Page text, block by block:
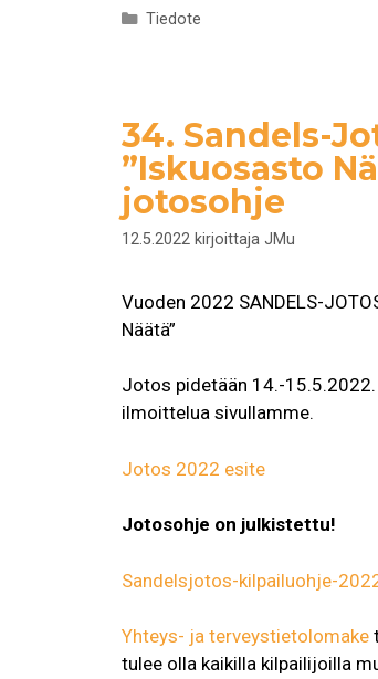
Kategoriat
Tiedote
34. Sandels-
”Iskuosasto
jotosohje
12.5.2022 kirjoittaja JMu
Vuoden 2022 SANDELS-
Näätä”
Jotos pidetään 14.-
ilmoittelua sivullamme.
Jotos 2022 esite
Jotosohje on julkistettu!
Sandelsjotos-kilpailuohje-2022
Yhteys- ja terveystietolomake
tulee olla kaikilla kilpailijoilla